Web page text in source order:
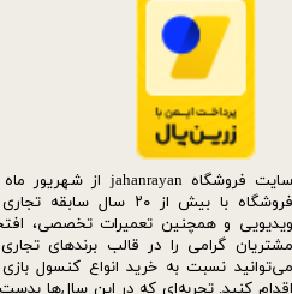
فروشگاه با بیش از ۲۰
ویدیویی و همچنین تعمیرات تخصصی،
مشتریان گرامی را در قالب برندهای
می‌توانید نسبت به خرید انواع کنسول
اقدام کنید. تجربه‌ای که در این سال‌ها